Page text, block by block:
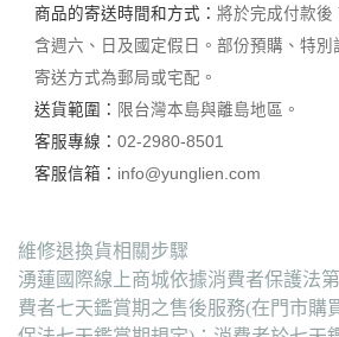
商品的寄送時間和方式： 將於完成付款後
含週六、日及國定假日。部份預購、特別
寄送方式為郵局或宅配。
送貨範圍： 限台灣本島與離島地區。
客服專線： 02-2980-8501
客服信箱： info@yunglien.com
維修退換貨相關步驟
湧蓮國際線上商城依據消費者保護法
費者七天鑑賞期之售後服務(在門市購